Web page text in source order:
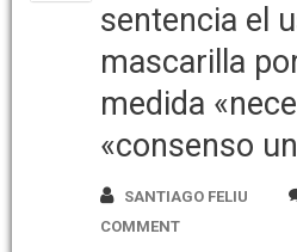
sentencia el
mascarilla
medida
«consenso
SANTIAGO FELIU
COMMENT